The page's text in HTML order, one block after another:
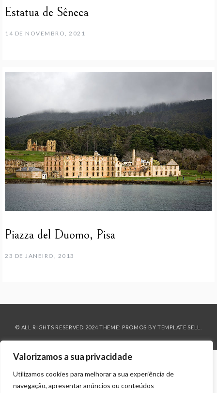
Valorizamos a sua privacidade
Utilizamos cookies para melhorar a sua experiência de
navegação, apresentar anúncios ou conteúdos
Estatua de Sêneca
14 DE NOVEMBRO, 2021
Piazza del Duomo, Pisa
23 DE JANEIRO, 2013
© ALL RIGHTS RESERVED 2024 THEME: PROMOS BY TEMPLATE SELL